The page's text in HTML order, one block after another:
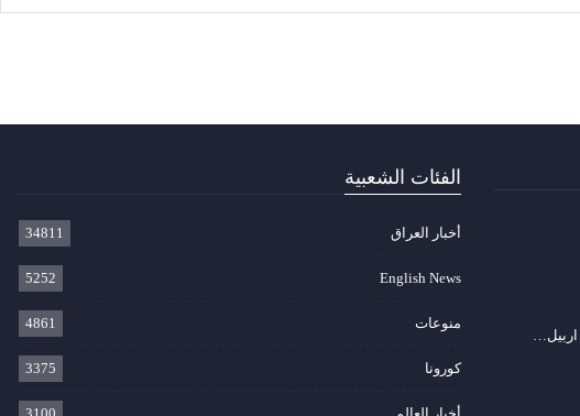
الفئات الشعبية
أخبار العراق 34811
English News
5252
منوعات 4861
كورونا 3375